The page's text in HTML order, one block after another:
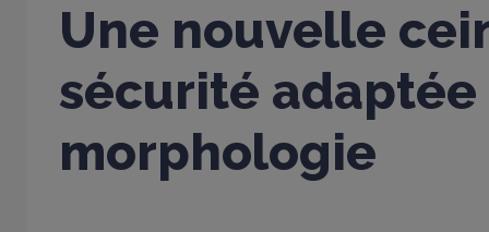
Une nouvelle
sécurité adaptée
morphologie